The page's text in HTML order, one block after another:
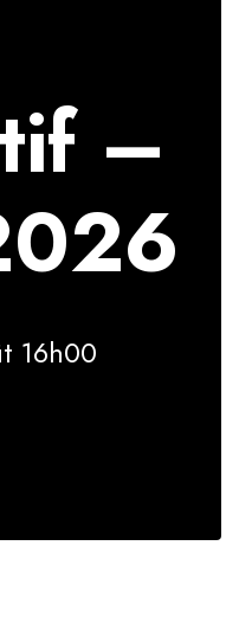
–
16h00
ET